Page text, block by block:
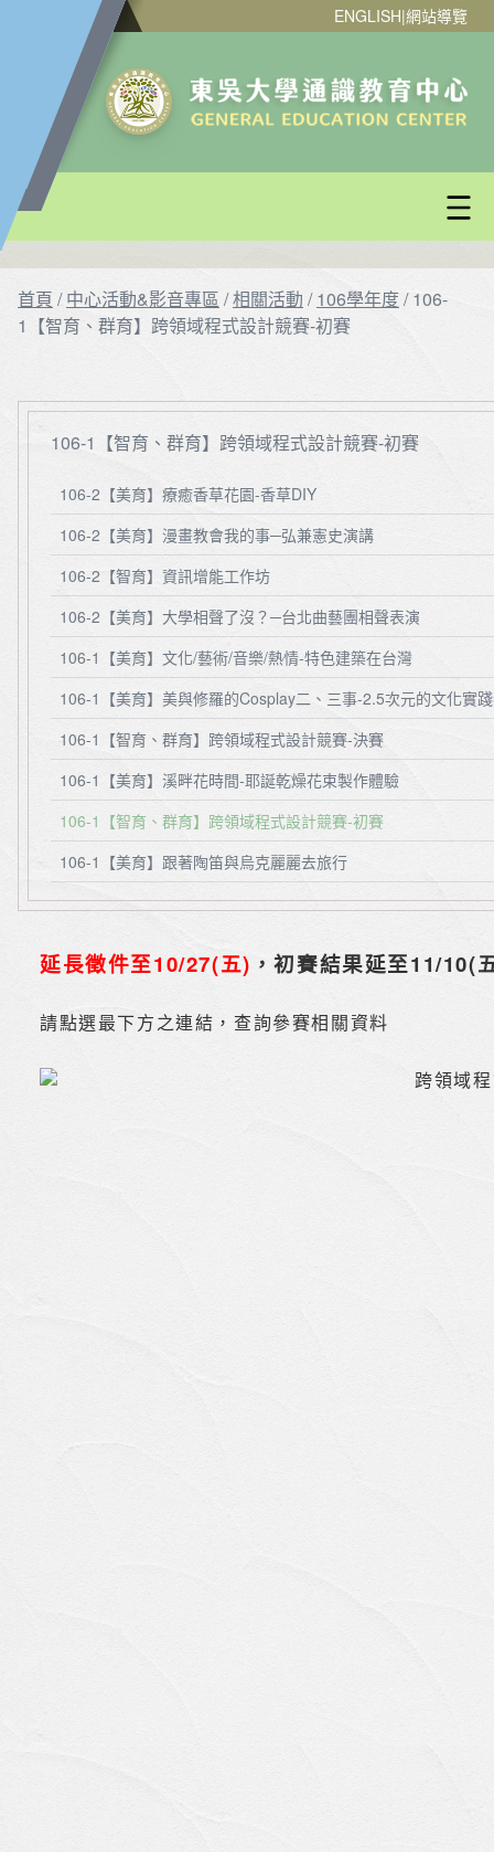
ENGLISH|網站導覽
首頁 /中心活動&影音專區 /相關活動 /106學年度/106-
1【智育、群育】跨領域程式設計競賽-初賽
106-1【智育、群育】跨領域程式設計競賽-初賽
106-2【美育】療癒香草花園-香草DIY
106-2【美育】漫畫教會我的事─弘兼憲史演講
106-2【智育】資訊增能工作坊
106-2【美育】大學相聲了沒？─台北曲藝團相聲表演
106-1【美育】文化/藝術/音樂/熱情-特色建築在台灣
106-1【美育】美與修羅的Cosplay二、三事-2.5次元的文化實
106-1【智育、群育】跨領域程式設計競賽-決賽
106-1【美育】溪畔花時間-耶誕乾燥花束製作體驗
106-1【智育、群育】跨領域程式設計競賽-初賽
106-1【美育】跟著陶笛與烏克麗麗去旅行
延長徵件至10/27(五) ，初賽結果延至11/10(
請點選最下方之連結，查詢參賽相關資料